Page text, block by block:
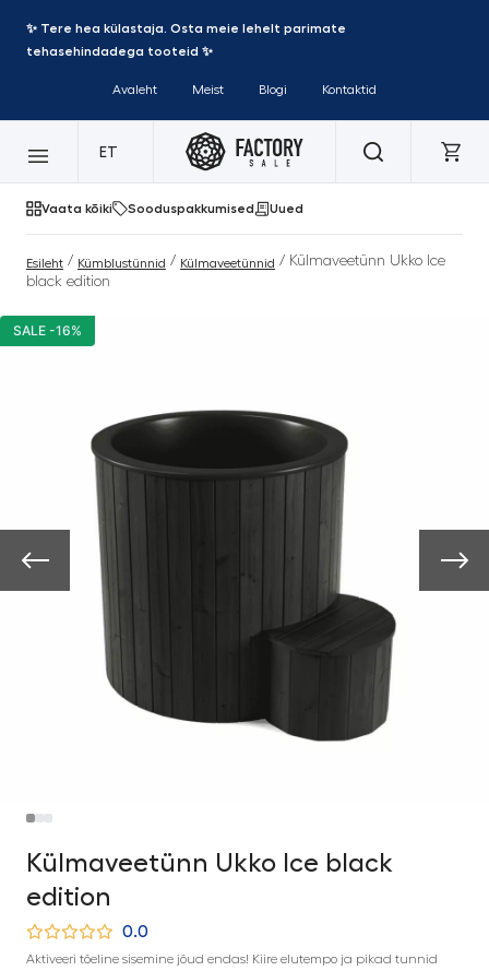
✨ Tere hea külastaja. Osta meie lehelt parimate
tehasehindadega tooteid ✨
Avaleht Meist Blogi Kontaktid
ET
Vaata kõiki Sooduspakkumised Uued
Esileht / Kümblustünnid / Külmaveetünnid / Külmaveetünn Ukko Ice
black edition
SALE -16%
Külmaveetünn Ukko Ice black
edition
0.0
Aktiveeri tõeline sisemine jõud endas! Kiire elutempo ja pikad tunnid